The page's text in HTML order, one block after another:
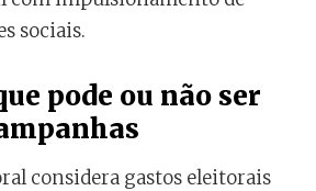
sociais.
pode ou não ser
considera gastos eleitorais